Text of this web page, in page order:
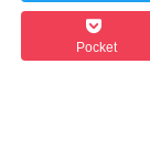
Pocket